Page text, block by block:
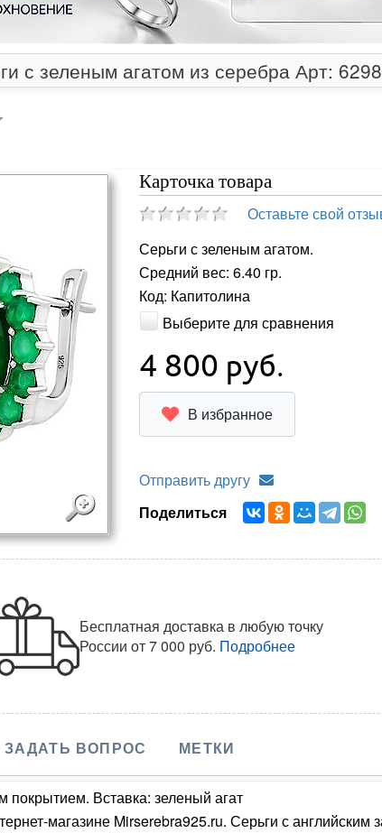
с зеленым агатом из серебра Арт:
Карточка товара
Оставьте свой
Серьги с зеленым агатом.
Средний вес: 6.40 гр.
Код: Капитолина
Выберите для сравнения
4 800 руб.
В избранное
Отправить другу
Поделиться
Бесплатная доставка в любую точку
Россииот 7 000 руб. Подробнее
ЗАДАТЬ ВОПРОС МЕТКИ
Вставка: зеленый агат
магазине Mirserebra925.ru. Серьги с